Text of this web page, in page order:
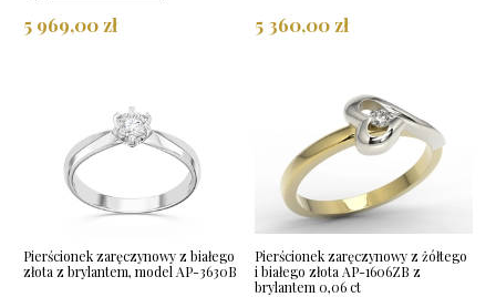
5 969,00 zł 5 360,00 zł
Pierścionek zaręczynowy z białego
złota z brylantem, model AP-3630B
Pierścionek zaręczynowy z żółtego
i białego złota AP-1606ZB z
brylantem 0,06 ct